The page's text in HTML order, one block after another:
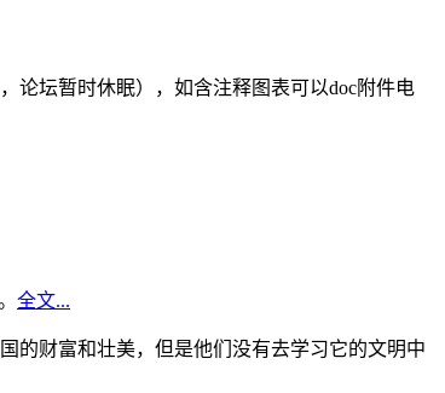
论坛暂时休眠），如含注释图表可以doc附件电
全文...
的财富和壮美，但是他们没有去学习它的文明中